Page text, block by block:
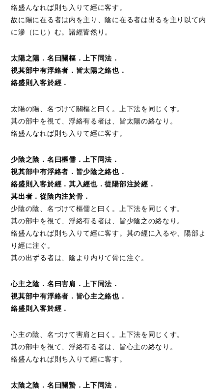
絡盛んなれば則ち入りて經に客す。
故に陽に在る者は内を主り、陰に在る者は出るを主り以て内
に滲（にじ）む。諸經皆然り。
太陽之陽．名曰關樞．上下同法．
視其部中有浮絡者．皆太陽之絡也．
絡盛則入客於經．
太陽の陽、名づけて關樞と曰く。上下法を同じくす。
其の部中を視て、浮絡有る者は、皆太陽の絡なり。
絡盛んなれば則ち入りて經に客す。
少陰之陰．名曰樞儒．上下同法．
視其部中有浮絡者．皆少陰之絡也．
絡盛則入客於經．其入經也．從陽部注於經．
其出者．從陰内注於骨．
少陰の陰、名づけて樞儒と曰く。上下法を同じくす。
其の部中を視て、浮絡有る者は、皆少陰之の絡なり。
絡盛んなれば則ち入りて經に客す。其の經に入るや、陽部よ
り經に注ぐ。
其の出ずる者は、陰より内りて骨に注ぐ。
心主之陰．名曰害肩．上下同法．
視其部中有浮絡者．皆心主之絡也．
絡盛則入客於經．
心主の陰、名づけて害肩と曰く。上下法を同じくす。
其の部中を視て、浮絡有る者は、皆心主の絡なり。
絡盛んなれば則ち入りて經に客す。
太陰之陰．名曰關蟄．上下同法．